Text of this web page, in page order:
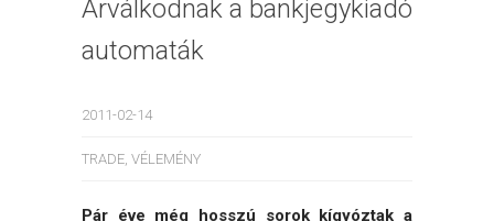
Árválkodnak a bankjegykiadó
automaták
2011-02-14
TRADE, VÉLEMÉNY
Pár éve még hosszú sorok kígyóztak a